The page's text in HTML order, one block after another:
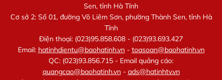
Sen, tỉnh Hà Tĩnh
Cơ sở 2: Số 01, đường Võ Liêm Sơn, phường Thành Sen, tỉnh Hà
Tĩnh
Điện thoại: (023)95.858.608 - (023)93.693.427
Email: hatinhdientu@baohatinh.vn- toasoan@baohatinh.vn
QC: (023)93.856.715 - Email quảng cáo:
quangcao@baohatinh.vn- ads@hatinhtv.vn